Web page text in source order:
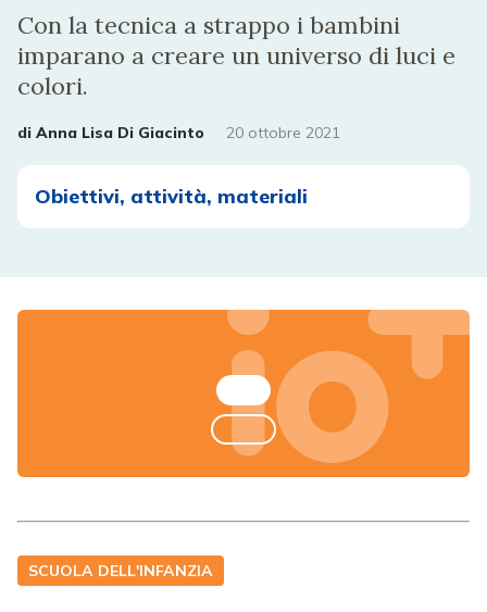
Con la tecnica a strappo i bambini
imparano a creare un universo di luci e
colori.
di Anna Lisa Di Giacinto 20 ottobre 2021
Obiettivi, attività, materiali
SCUOLA DELL'INFANZIA